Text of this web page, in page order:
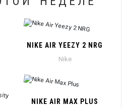
NIKE AIR YEEZY 2 NRG
Nike
NIKE AIR MAX PLUS